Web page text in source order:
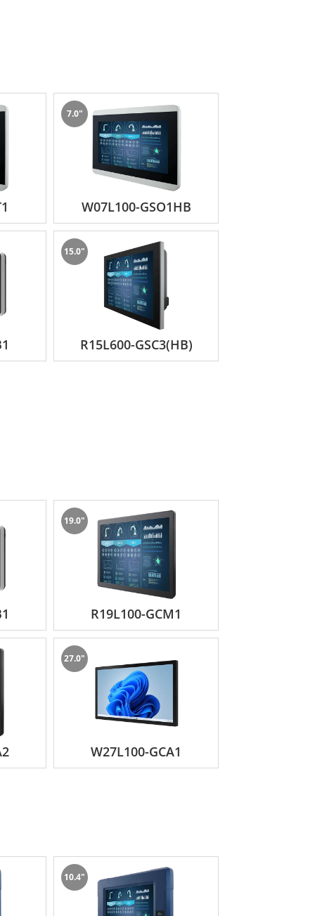
W07L100-GSO1HB
7.0"
R15L600-GSC3(HB)
15.0"
R19L100-GCM1
19.0"
W27L100-GCA1
27.0"
10.4"